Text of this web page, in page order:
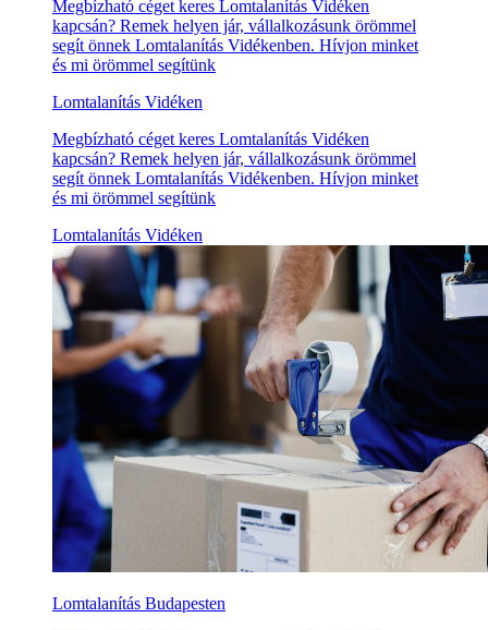
Megbízható céget keres Lomtalanítás Vidéken
kapcsán? Remek helyen jár, vállalkozásunk örömmel
segít önnek Lomtalanítás Vidékenben. Hívjon minket
és mi örömmel segítünk
Lomtalanítás Vidéken
Megbízható céget keres Lomtalanítás Vidéken
kapcsán? Remek helyen jár, vállalkozásunk örömmel
segít önnek Lomtalanítás Vidékenben. Hívjon minket
és mi örömmel segítünk
Lomtalanítás Vidéken
Lomtalanítás Budapesten